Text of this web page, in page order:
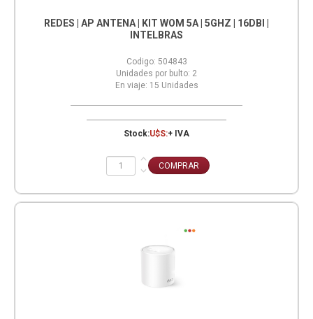
REDES | AP ANTENA | KIT WOM 5A | 5GHZ | 16DBI |
INTELBRAS
Codigo: 504843
Unidades por bulto: 2
En viaje: 15 Unidades
Stock:U$S:+ IVA